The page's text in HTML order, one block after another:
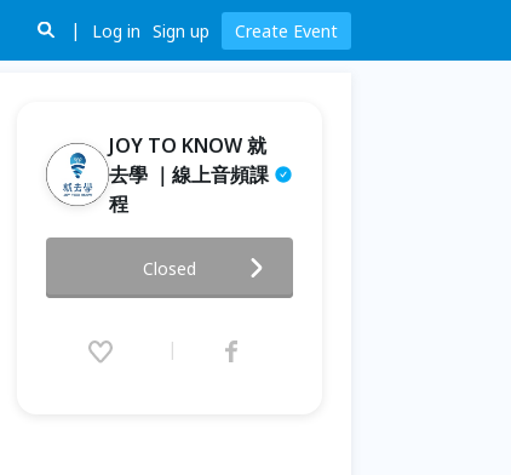
Log in Sign up Create Event
JOY TO KNOW 就
去學 ｜線上音頻課
程
戰課】線上音頻課程，把數字變
行動，讓KPI不只是作業，建立
奮戰扛績效
Closed